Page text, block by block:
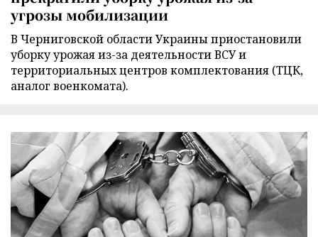
угрозы мобилизации
В Черниговской области Украины приостановили
уборку урожая из-за деятельности ВСУ и
территориальных центров комплектования (ТЦК,
аналог военкомата).